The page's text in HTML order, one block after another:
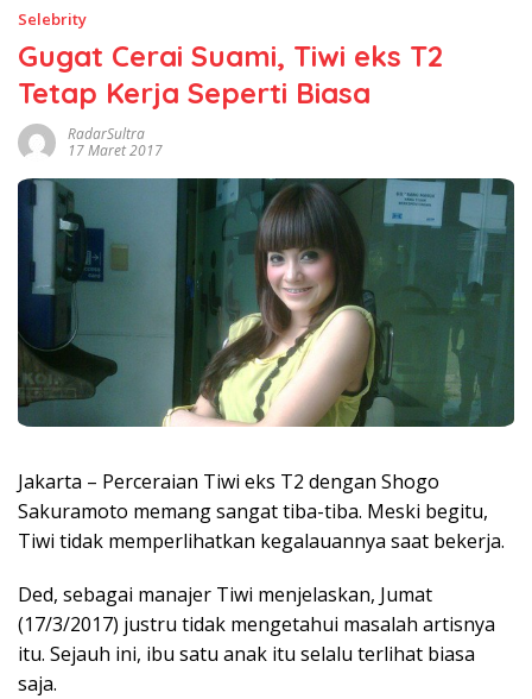
Selebrity
Gugat Cerai Suami, Tiwi eks T2
Tetap Kerja Seperti Biasa
RadarSultra
17 Maret 2017
Jakarta – Perceraian Tiwi eks T2 dengan Shogo
Sakuramoto memang sangat tiba-tiba. Meski begitu,
Tiwi tidak memperlihatkan kegalauannya saat bekerja.
Ded, sebagai manajer Tiwi menjelaskan, Jumat
(17/3/2017) justru tidak mengetahui masalah artisnya
itu. Sejauh ini, ibu satu anak itu selalu terlihat biasa
saja.